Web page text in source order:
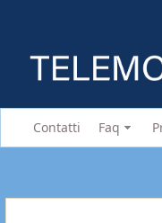
Contatti Faq